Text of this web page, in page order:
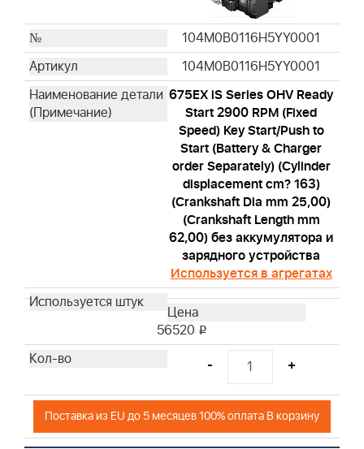
104M0B0116H5YY0001
104M0B0116H5YY0001
675EX iS Series OHV Ready
Start 2900 RPM (Fixed
Speed) Key Start/Push to
Start (Battery & Charger
order Separately) (Cylinder
displacement cm? 163)
(Crankshaft Dia mm 25,00)
(Crankshaft Length mm
62,00) без аккумулятора и
зарядного устройства
Используется в агрегатах
56520 i
- +
Поставка из EU до 5 месяцев 100% оплата В корзину